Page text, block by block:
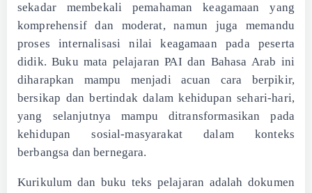
sekadar membekali pemahaman keagamaan yang
komprehensif dan moderat, namun juga memandu
proses internalisasi nilai keagamaan pada peserta
didik. Buku mata pelajaran PAI dan Bahasa Arab ini
diharapkan mampu menjadi acuan cara berpikir,
bersikap dan bertindak dalam kehidupan sehari-hari,
yang selanjutnya mampu ditransformasikan pada
kehidupan sosial-masyarakat dalam konteks
berbangsa dan bernegara.
Kurikulum dan buku teks pelajaran adalah dokumen